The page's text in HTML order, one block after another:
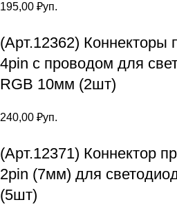
195,00 ₽уп.
(Арт.12362)
4pin с проводом для
RGB 10мм (2шт)
240,00 ₽уп.
(Арт.12371) Коннектор
2pin (7мм) для
(5шт)